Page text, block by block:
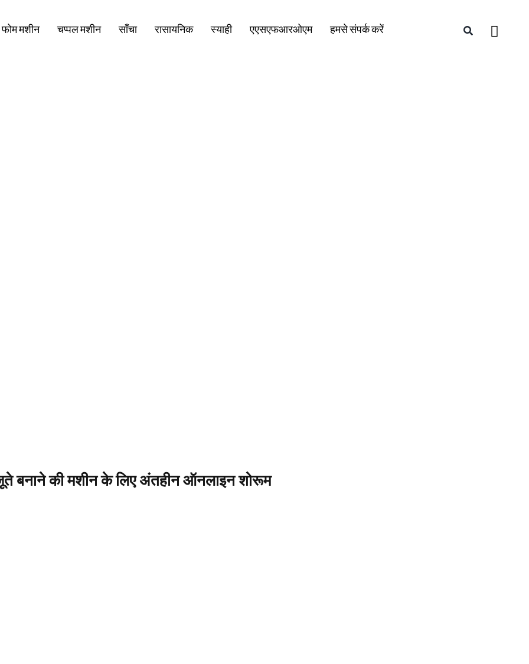
फोम मशीन चप्पल मशीन साँचा रासायनिक स्याही एएसएफआरओएम हमसे संपर्क करें
बनाने की मशीन के लिए अंतहीन ऑनलाइन शोरूम